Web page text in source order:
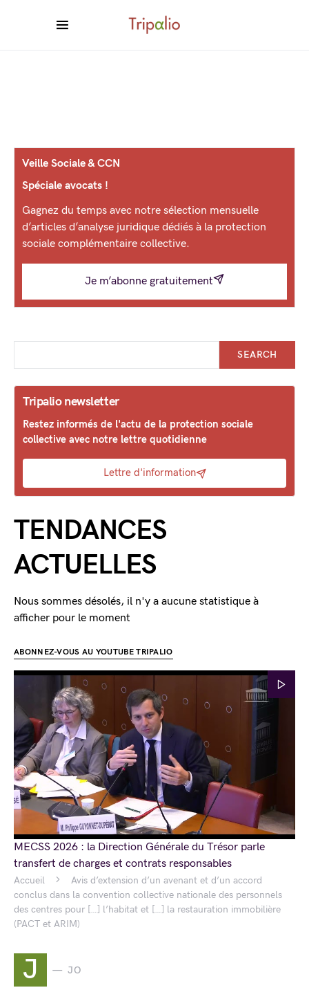
Accueil
Avis d’extension d’un avenant et d’un accord
conclus dans la convention collective nationale des personnels
des centres pour […] l’habitat et […] la restauration immobilière
(PACT et ARIM)
J JO
Veille Sociale & CCN
Spéciale avocats !
Gagnez du temps avec notre sélection mensuelle
d’articles d’analyse juridique dédiés à la protection
sociale complémentaire collective.
Je m’abonne gratuitement
SEARCH
Tripalio newsletter
Restez informés de l'actu de la protection sociale
collective avec notre lettre quotidienne
Lettre d'information
TENDANCES
ACTUELLES
Nous sommes désolés, il n'y a aucune statistique à
afficher pour le moment
ABONNEZ-VOUS AU YOUTUBE TRIPALIO
MECSS 2026 : la Direction Générale du Trésor parle
transfert de charges et contrats responsables